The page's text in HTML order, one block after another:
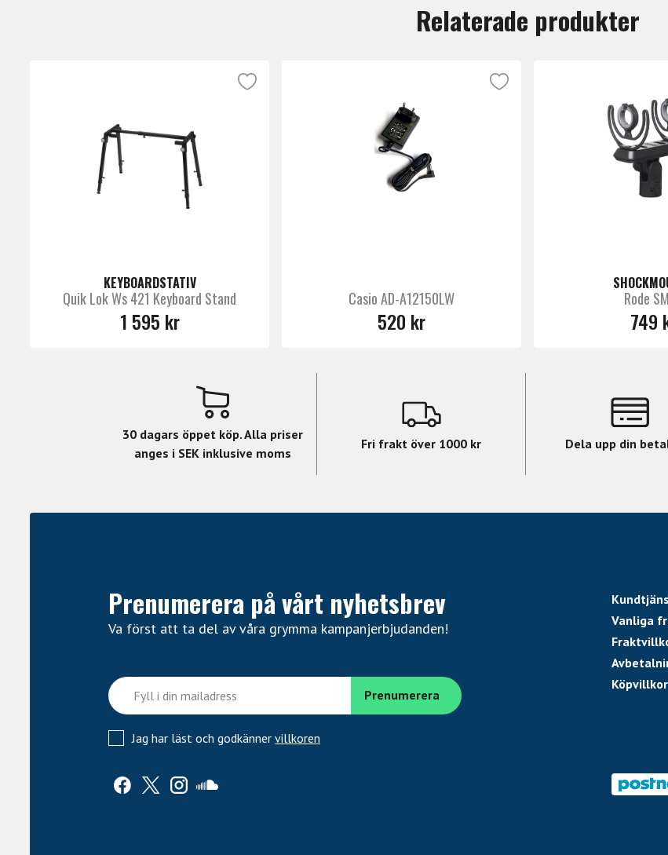
Fördelarna med denna bomarm inkluderar dess hållbarhet och stabilitet, vilket säkerställer
Med sin eleganta design och funktionalitet är denna bomarm ett utmärkt val för alla som vill
Relaterade produkter
KEYBOARDSTATIV
Quik Lok Ws 421 Keyboard Stand
1 595 kr
Casio AD-A12150LW
520 kr
Rode
749
30 dagars öppet köp. Alla priser
anges i SEK inklusive moms
Fri frakt över 1000 kr Dela upp din
Prenumerera på vårt nyhetsbrev
Va först att ta del av våra grymma kampanjerbjudanden!
Jag har läst och godkänner villkoren
Vanliga
Köpvillkor